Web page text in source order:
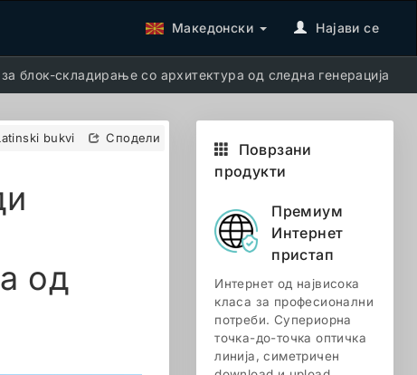
Македонски Најави се
блок-складирање со архитектура од следна генерација
bukvi Сподели
од
Поврзани
продукти
Премиум
Интернет
пристап
Интернет од највисока
класа за професионални
потреби. Супериорна
точка-до-точка оптичка
линија, симетричен